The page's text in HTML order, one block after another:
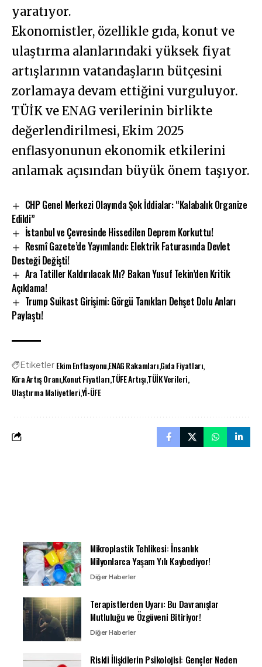
yaratıyor.
Ekonomistler, özellikle gıda, konut ve
ulaştırma alanlarındaki yüksek fiyat
artışlarının vatandaşların bütçesini
zorlamaya devam ettiğini vurguluyor.
TÜİK ve ENAG verilerinin birlikte
değerlendirilmesi, Ekim 2025
enflasyonunun ekonomik etkilerini
anlamak açısından büyük önem taşıyor.
CHP Genel Merkezi Olayında Şok İddialar: “Kalabalık Organize
Edildi”
İstanbul ve Çevresinde Hissedilen Deprem Korkuttu!
Resmî Gazete’de Yayımlandı: Elektrik Faturasında Devlet
Desteği Değişti!
Ara Tatiller Kaldırılacak Mı? Bakan Yusuf Tekin’den Kritik
Açıklama!
Trump Suikast Girişimi: Görgü Tanıkları Dehşet Dolu Anları
Paylaştı!
Etiketler Ekim EnflasyonuENAG RakamlarıGıda Fiyatları
Kira Artış OranıKonut FiyatlarıTÜFE ArtışıTÜİK Verileri
Ulaştırma MaliyetleriYİ-ÜFE
Mikroplastik Tehlikesi: İnsanlık
Milyonlarca Yaşam Yılı Kaybediyor!
Diğer Haberler
Terapistlerden Uyarı: Bu Davranışlar
Mutluluğu ve Özgüveni Bitiriyor!
Diğer Haberler
Riskli İlişkilerin Psikolojisi: Gençler Neden